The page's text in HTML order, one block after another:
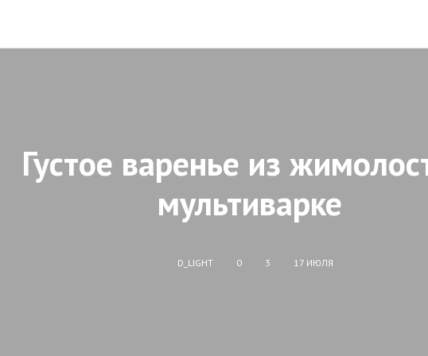
Густое варенье из
мультиварке
D_LIGHT 0 3 17 ИЮЛЯ